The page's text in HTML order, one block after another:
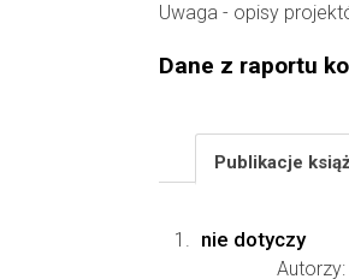
Uwaga - opisy
Dane z raportu
Publikacje
nie dotyczy
Autorzy: